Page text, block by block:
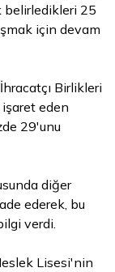
belirledikleri 25
için devam
Birlikleri
eden
29'unu
diğer
ederek, bu
verdi.
Lisesi'nin